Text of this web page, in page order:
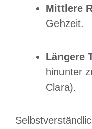
Mittlere
Gehzeit.
Längere
hinunter
Clara).